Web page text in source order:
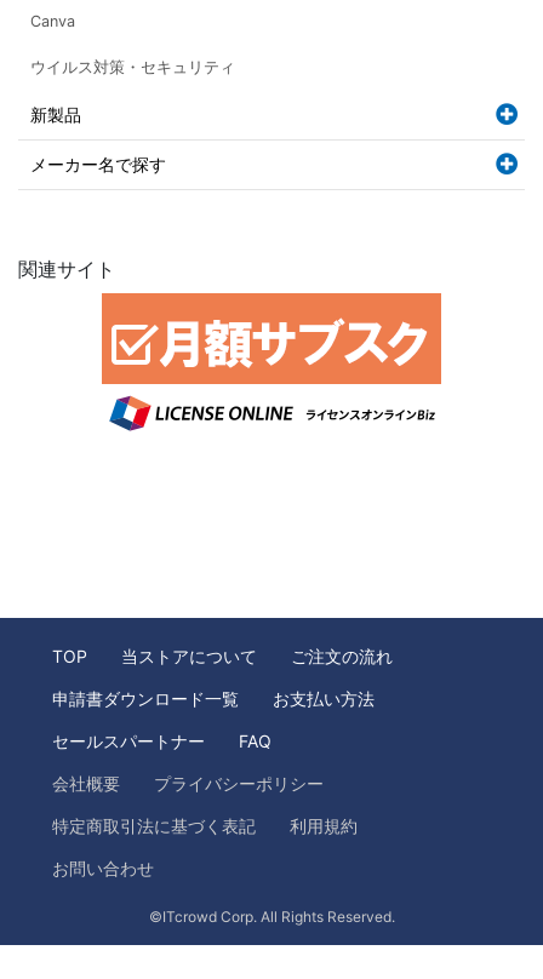
Canva
ウイルス対策・セキュリティ
新製品
メーカー名で探す
関連サイト
TOP 当ストアについて ご注文の流れ
申請書ダウンロード一覧 お支払い方法
セールスパートナー FAQ
会社概要 プライバシーポリシー
特定商取引法に基づく表記 利用規約
お問い合わせ
©ITcrowd Corp. All Rights Reserved.